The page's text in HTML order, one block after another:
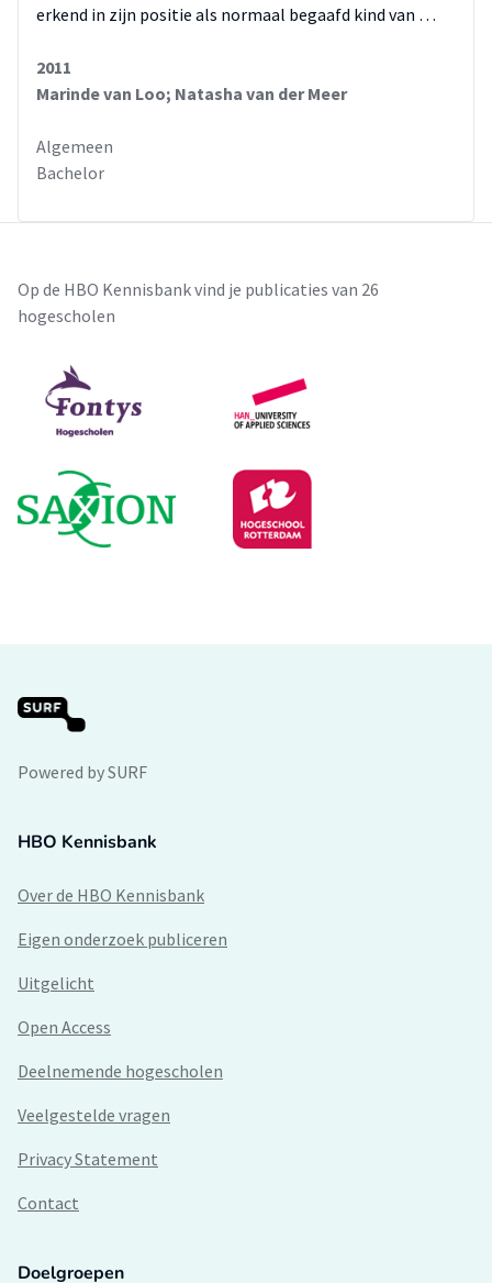
erkend in zijn positie als normaal begaafd kind van …
2011
Marinde van Loo; Natasha van der Meer
Algemeen
Bachelor
Op de HBO Kennisbank vind je publicaties van 26
hogescholen
Powered by SURF
HBO Kennisbank
Over de HBO Kennisbank
Eigen onderzoek publiceren
Uitgelicht
Open Access
Deelnemende hogescholen
Veelgestelde vragen
Privacy Statement
Contact
Doelgroepen